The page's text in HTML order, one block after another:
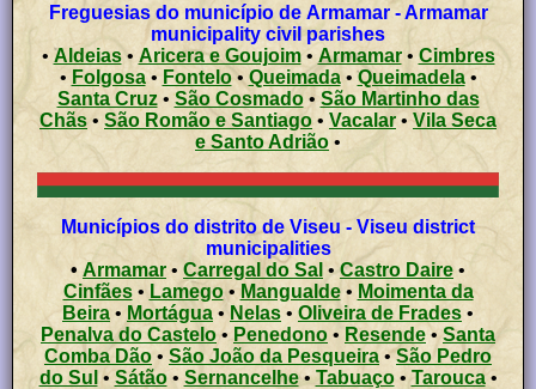
Freguesias do município de Armamar - Armamar
municipality civil parishes
• Aldeias• Aricera e Goujoim • Armamar• Cimbres
• Folgosa• Fontelo• Queimada•Queimadela•
Santa Cruz•São Cosmado• São Martinho das
Chãs • São Romão e Santiago • Vacalar •Vila Seca
e Santo Adrião •
Municípios do distrito de Viseu - Viseu district
municipalities
• Armamar • Carregal do Sal • Castro Daire •
Cinfães• Lamego• Mangualde• Moimenta da
Beira • Mortágua • Nelas • Oliveira de Frades •
Penalva do Castelo• Penedono • Resende•Santa
Comba Dão • São João da Pesqueira •São Pedro
do Sul • Sátão• Sernancelhe•Tabuaço•Tarouca•